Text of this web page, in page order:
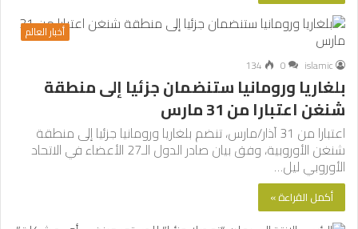
أخبار العالم
islamic
0
134
بلغاريا ورومانيا ستنضمان جزئيا إلى منطقة
شنغن اعتبارا من 31 مارس
اعتبارا من 31 آذار/مارس، تنضم بلغاريا ورومانيا جزئيا إلى منطقة
شنغن الأوروبية، وفق بيان صادر الدول الـ27 الأعضاء في الاتحاد
الأوروبي ليل…
أكمل القراءة »